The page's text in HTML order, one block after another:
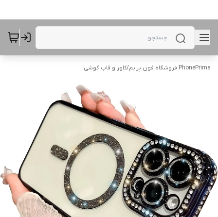
PhonePrime فروشگاه فون پرایم /کاور و قاب گوشی